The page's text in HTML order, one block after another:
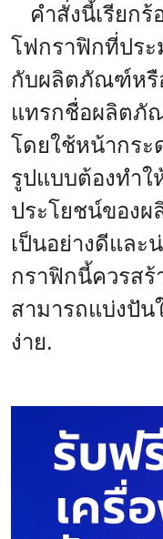
คำสั่งนี้เรียกร้
โฟกราฟิกที่ปร
กับผลิตภัณฑ์หรื
แทรกชื่อผลิตภั
โดยใช้หน้ากระ
รูปแบบต้องทำ
ประโยชน์ของ
เป็นอย่างดีและ
กราฟิกนี้ควรสร้
สามารถแบ่งปัน
ง่าย.